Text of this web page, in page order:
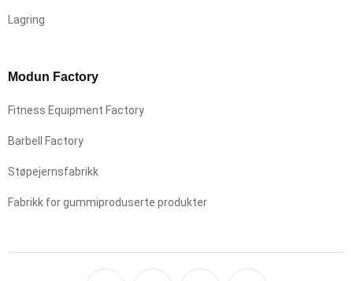
Lagring
Modun Factory
Fitness Equipment Factory
Barbell Factory
Støpejernsfabrikk
Fabrikk for gummiproduserte produkter